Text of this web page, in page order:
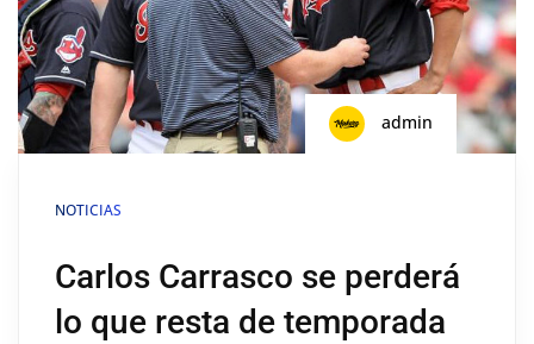
admin
NOTICIAS
Carlos Carrasco se perderá
lo que resta de temporada